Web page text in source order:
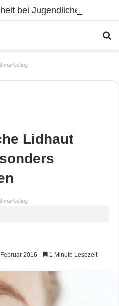
bei Jugendlichen
Lidhaut
2016 1 Minute Lesezeit